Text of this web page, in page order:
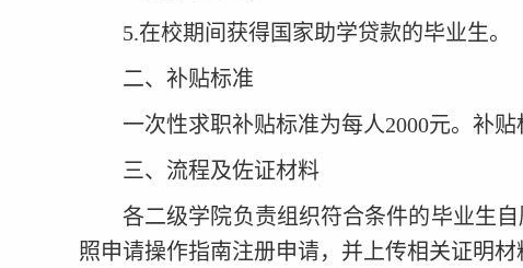
5.在校期间获得国家助学贷款的毕业生。
二、 补贴标准
一次性求职补贴标准为每人2000元。补贴
三、 流程及佐证材料
各二级学院负责组织符合条件的毕业生
照申请操作指南注册申请，并上传相关证明材